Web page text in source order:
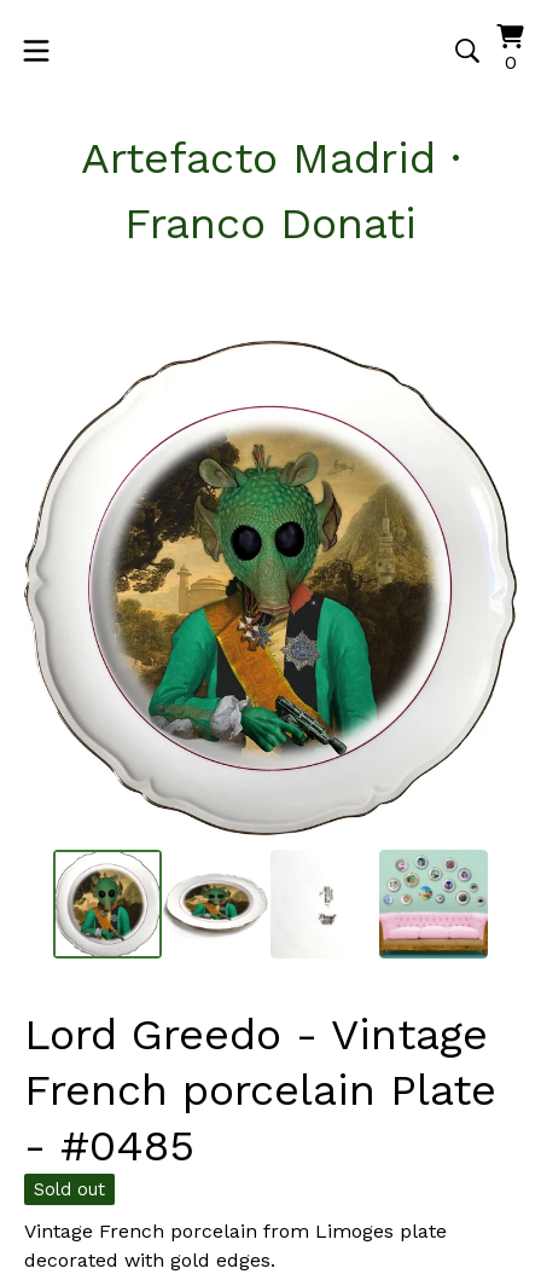
00
Artefacto Madrid ·
Franco Donati
Lord Greedo - Vintage
French porcelain Plate
- #0485
Sold out
Vintage French porcelain from Limoges plate
decorated with gold edges.